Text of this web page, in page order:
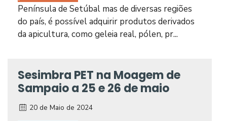
Península de Setúbal mas de diversas regiões
do país, é possível adquirir produtos derivados
da apicultura, como geleia real, pólen, pr...
Sesimbra PET na Moagem de
Sampaio a 25 e 26 de maio
20 de Maio de 2024